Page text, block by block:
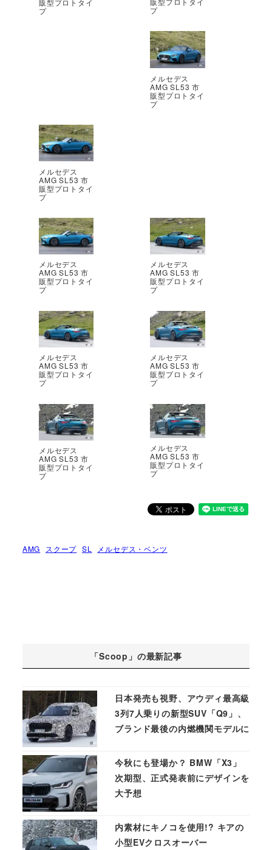
販型プロトタイ
プ
プ
メルセデス
AMG SL53 市
販型プロトタイ
プ
メルセデス
AMG SL53 市
販型プロトタイ
プ
メルセデス
AMG SL53 市
販型プロトタイ
プ
メルセデス
AMG SL53 市
販型プロトタイ
プ
メルセデス
AMG SL53 市
販型プロトタイ
プ
メルセデス
AMG SL53 市
販型プロトタイ
プ
メルセデス
AMG SL53 市
販型プロトタイ
プ
メルセデス
AMG SL53 市
販型プロトタイ
プ
AMG スクープ SL メルセデス・ベンツ
「Scoop」の最新記事
日本発売も視野、アウディ最高級
3列7人乗りの新型SUV「Q9」、
ブランド最後の内燃機関モデルに
今秋にも登場か？ BMW「X3」
次期型、正式発表前にデザインを
大予想
内素材にキノコを使用!? キアの
小型EVクロスオーバー